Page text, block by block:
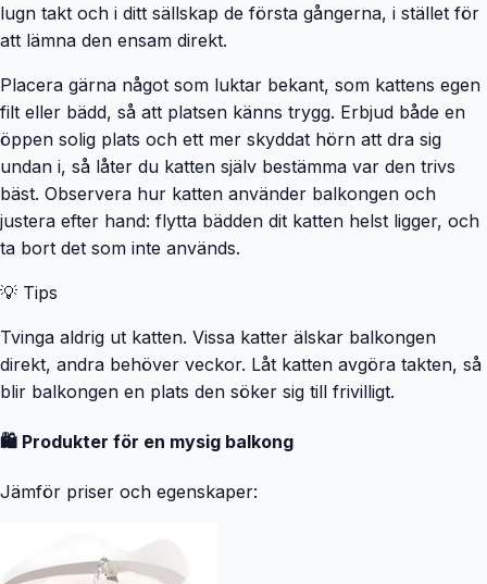
lugn takt och i ditt sällskap de första gångerna, i stället för
att lämna den ensam direkt.
Placera gärna något som luktar bekant, som kattens egen
filt eller bädd, så att platsen känns trygg. Erbjud både en
öppen solig plats och ett mer skyddat hörn att dra sig
undan i, så låter du katten själv bestämma var den trivs
bäst. Observera hur katten använder balkongen och
justera efter hand: flytta bädden dit katten helst ligger, och
ta bort det som inte används.
💡 Tips
Tvinga aldrig ut katten. Vissa katter älskar balkongen
direkt, andra behöver veckor. Låt katten avgöra takten, så
blir balkongen en plats den söker sig till frivilligt.
🛍️ Produkter för en mysig balkong
Jämför priser och egenskaper: